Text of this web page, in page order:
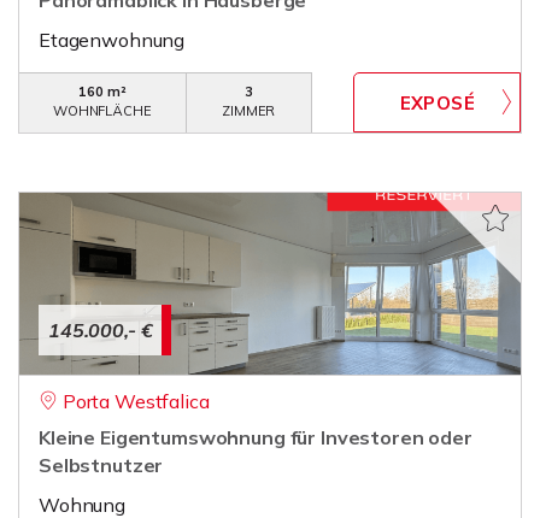
Etagenwohnung
160 m²
WOHNFLÄCHE
3
ZIMMER
145.000,- €
Porta Westfalica
Kleine Eigentumswohnung für Investoren oder
Selbstnutzer
Wohnung